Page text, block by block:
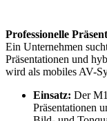
Professionelle
Ein Unternehmen
Präsentationen und
wird als mobiles AV-
Einsatz: Der
Präsentationen